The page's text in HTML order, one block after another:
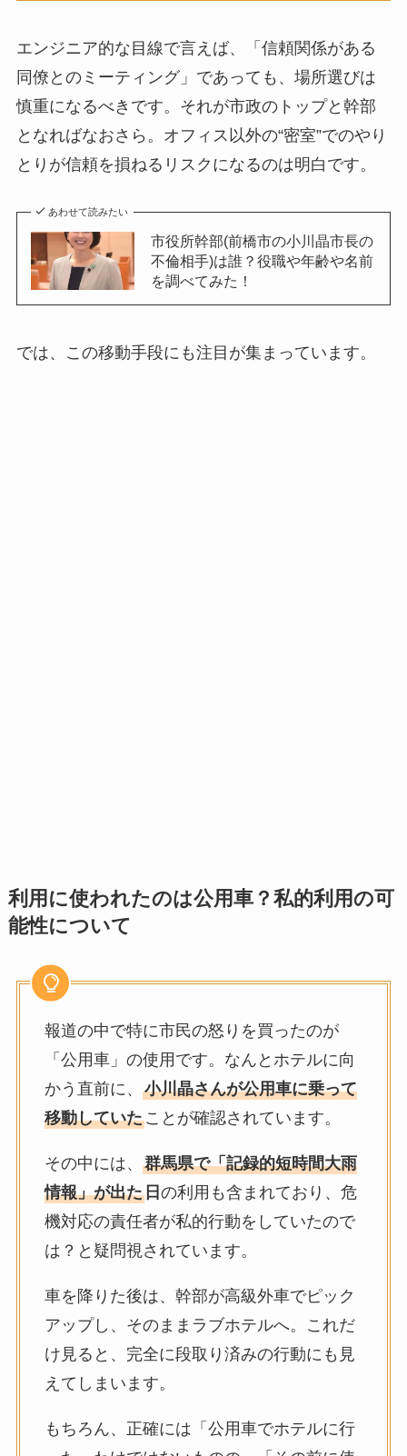
エンジニア的な目線で言えば、「信頼関係がある
同僚とのミーティング」であっても、場所選びは
慎重になるべきです。それが市政のトップと幹部
となればなおさら。オフィス以外の“密室”でのやり
とりが信頼を損ねるリスクになるのは明白です。
あわせて読みたい
市役所幹部(前橋市の小川晶市長の
不倫相手)は誰？役職や年齢や名前
を調べてみた！
では、この移動手段にも注目が集まっています。
利用に使われたのは公用車？私的利用の可
能性について
報道の中で特に市民の怒りを買ったのが
「公用車」の使用です。なんとホテルに向
かう直前に、 小川晶さんが公用車に乗って
移動していたことが確認されています。
その中には、 群馬県で「記録的短時間大雨
情報」が出た日 の利用も含まれており、危
機対応の責任者が私的行動をしていたので
は？と疑問視されています。
車を降りた後は、幹部が高級外車でピック
アップし、そのままラブホテルへ。これだ
け見ると、完全に段取り済みの行動にも見
えてしまいます。
もちろん、正確には「公用車でホテルに行